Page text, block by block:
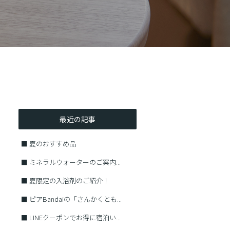
最近の記事
■ 夏のおすすめ品
■ ミネラルウォーターのご案内...
■ 夏限定の入浴剤のご紹介！
■ ピアBandaiの「さんかくとも...
■ LINEクーポンでお得に宿泊い...